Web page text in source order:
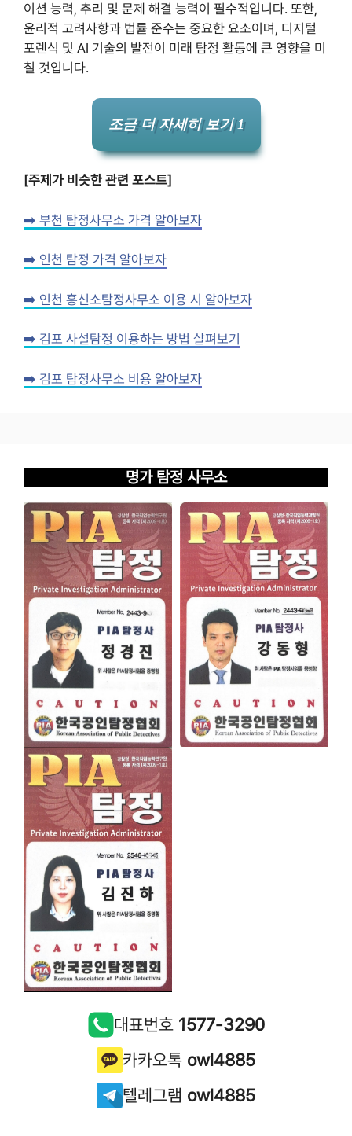
이션 능력, 추리 및 문제 해결 능력이 필수적입니다. 또한,
윤리적 고려사항과 법률 준수는 중요한 요소이며, 디지털
포렌식 및 AI 기술의 발전이 미래 탐정 활동에 큰 영향을 미
칠 것입니다.
조금 더 자세히 보기 1
[주제가 비슷한 관련 포스트]
➡️ 부천 탐정사무소 가격 알아보자
➡️ 인천 탐정 가격 알아보자
➡️ 인천 흥신소탐정사무소 이용 시 알아보자
➡️ 김포 사설탐정 이용하는 방법 살펴보기
➡️ 김포 탐정사무소 비용 알아보자
명가 탐정 사무소
대표번호 1577-3290
카카오톡 owl4885
텔레그램 owl4885